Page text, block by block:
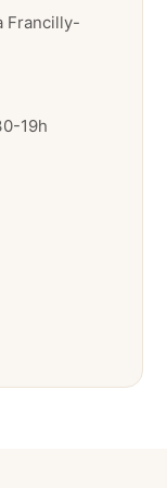
Francilly-
19h